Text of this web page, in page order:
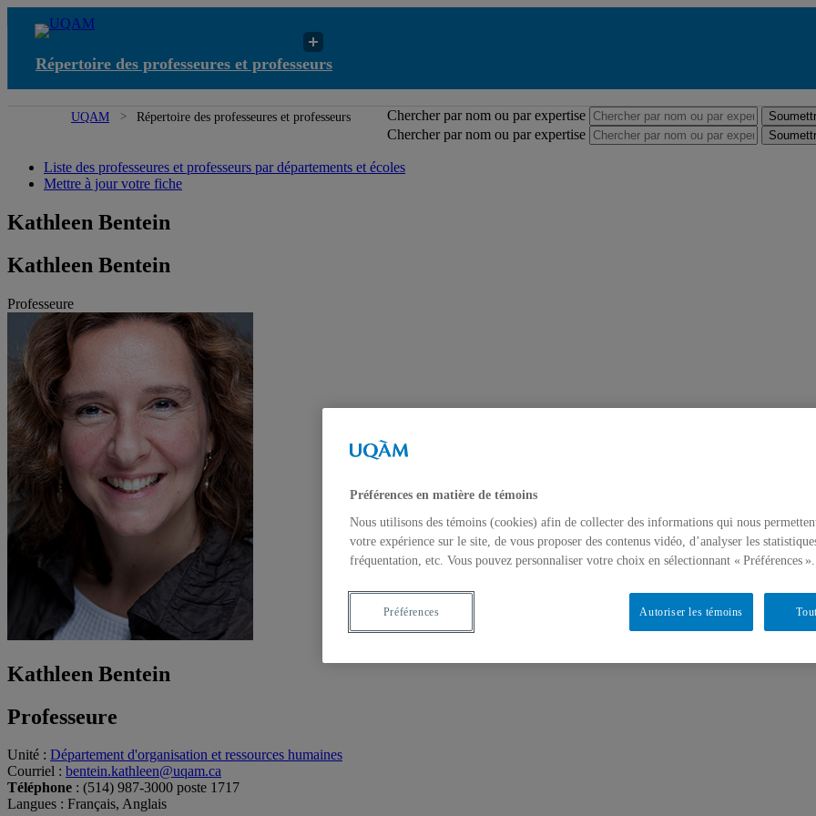
Répertoire des professeures et professeurs
UQAM Répertoire des professeures et professeurs
Chercher par nom ou par expertise
Chercher par nom ou par expertise
Liste des professeures et professeurs par départements et écoles
Mettre à jour votre fiche
Kathleen Bentein
Kathleen Bentein
Professeure
Kathleen Bentein
Professeure
Unité : Département d'organisation et ressources humaines
Courriel : bentein.kathleen@uqam.ca
Téléphone : (514) 987-3000 poste 1717
Langues : Français, Anglais
Préférences en matière de témoins
Nous utilisons des témoins (cookies) afin de collecter des informations qui nous
votre expérience sur le site, de vous proposer des contenus vidéo, d’analyser les
fréquentation, etc. Vous pouvez personnaliser votre choix en sélectionnant « Préférences ».
Autoriser les témoins
Préférences